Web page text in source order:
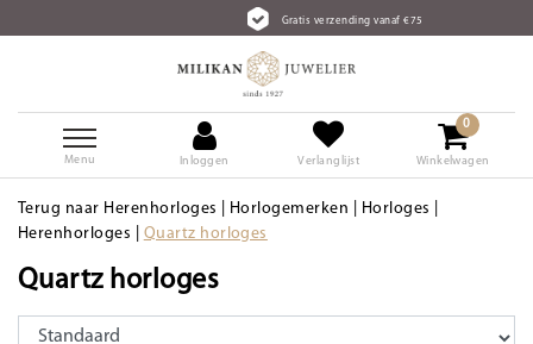
Gratis verzending vanaf €75
Menu Inloggen Verlanglijst
0
Winkelwagen
Terug naar Herenhorloges Horlogemerken Horloges
Herenhorloges
Quartz horloges
Quartz horloges